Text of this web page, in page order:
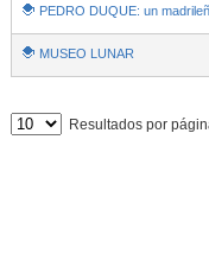
PEDRO DUQUE: un
MUSEO LUNAR
Resultados por